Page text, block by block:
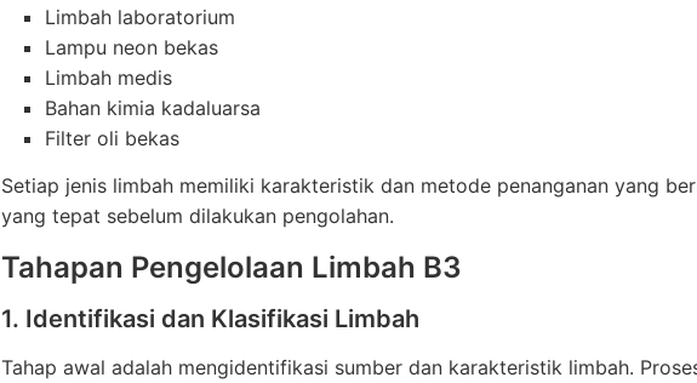
Limbah laboratorium
Lampu neon bekas
Limbah medis
Bahan kimia kadaluarsa
Filter oli bekas
Setiap jenis limbah memiliki karakteristik dan metode penanganan yang
yang tepat sebelum dilakukan pengolahan.
Tahapan Pengelolaan Limbah B3
1. Identifikasi dan Klasifikasi Limbah
Tahap awal adalah mengidentifikasi sumber dan karakteristik limbah.